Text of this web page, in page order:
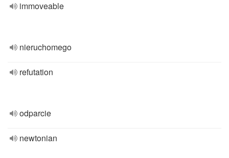
immoveable
nieruchomego
refutation
odparcie
newtonian